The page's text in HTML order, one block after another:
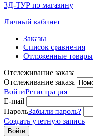
3Д-ТУР по магазину
Личный кабинет
Заказы
Список сравнения
Отложенные товары
Отслеживание заказа
Отслеживание заказа
ВойтиРегистрация
E-mail
ПарольЗабыли пароль?
Создать учетную запись
Войти